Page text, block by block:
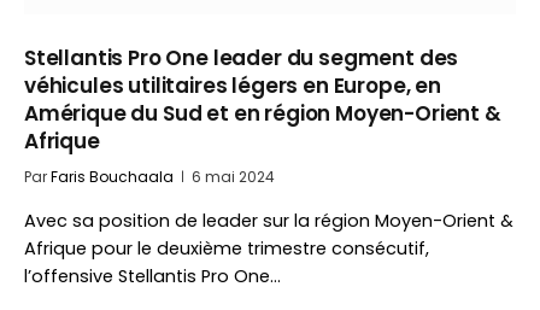
Stellantis Pro One leader du segment des
véhicules utilitaires légers en Europe, en
Amérique du Sud et en région Moyen-Orient &
Afrique
ParFaris Bouchaala 6 mai 2024
Avec sa position de leader sur la région Moyen-Orient &
Afrique pour le deuxième trimestre consécutif,
l’offensive Stellantis Pro One…